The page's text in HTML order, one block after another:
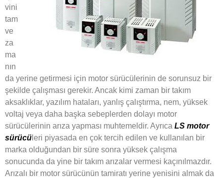
vini
tam
ve
za
ma
nın
da yerine getirmesi için motor sürücülerinin de sorunsuz bir
şekilde çalışması gerekir. Ancak kimi zaman bir takım
aksaklıklar, yazılım hataları, yanlış çalıştırma, nem, yüksek
voltaj veya daha başka sebeplerden dolayı motor
sürücülerinin arıza yapması muhtemeldir. Ayrıca LS motor
sürücü leri piyasada en çok tercih edilen ve kullanılan bir
marka olduğundan bir süre sonra yüksek çalışma
sonucunda da yine bir takım arızalar vermesi kaçınılmazdır.
Arızalı bir motor sürücünün tamiratı yerine yenisini almak da